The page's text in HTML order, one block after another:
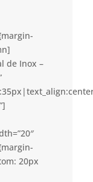
de Inox –
20px